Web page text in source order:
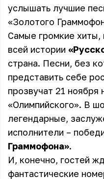
услышать лучшие
«Золотого
Самые громкие
всей истории
страна. Песни, без
представить себе
прозвучат 21 ноября
«Олимпийского». В
легендарные,
исполнители –
Граммофона».
И, конечно, гостей
фантастические